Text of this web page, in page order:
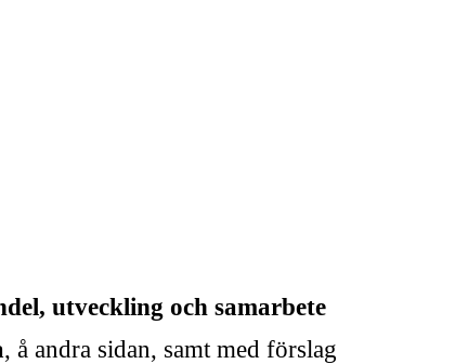
utveckling och samarbete
, å andra sidan, samt med förslag